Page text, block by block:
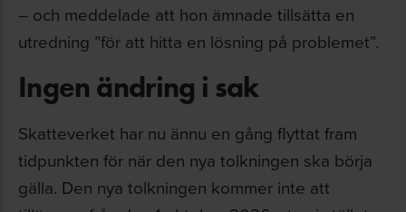
– och meddelade att hon ämnade tillsätta en
utredning ”för att hitta en lösning på problemet”.
Ingen ändring i sak
Skatteverket har nu ännu en gång flyttat fram
tidpunkten för när den nya tolkningen ska börja
gälla. Den nya tolkningen kommer inte att